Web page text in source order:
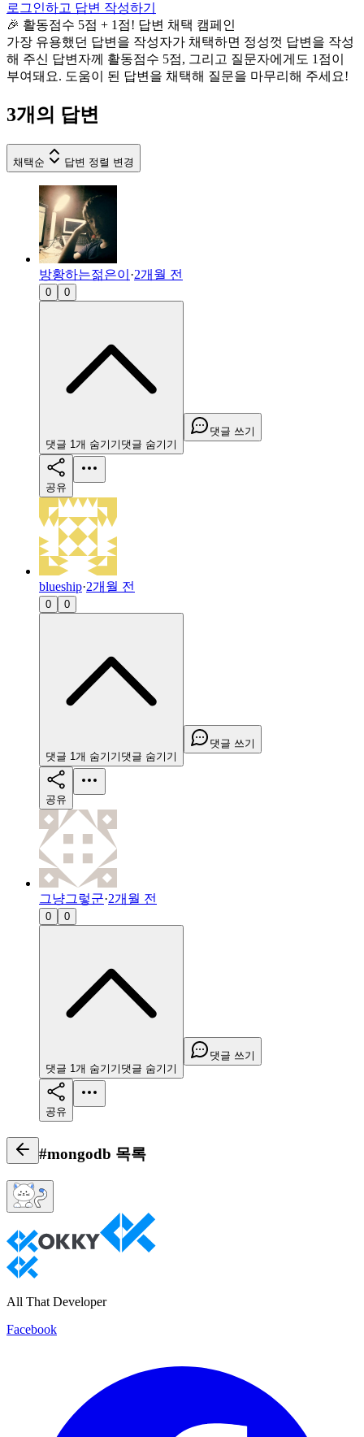
로그인하고 답변 작성하기
🎉 활동점수 5점 + 1점! 답변 채택 캠페인
가장 유용했던 답변을 작성자가 채택하면 정성껏 답변을 작성
해 주신 답변자께 활동점수 5점, 그리고 질문자에게도 1점이
부여돼요. 도움이 된 답변을 채택해 질문을 마무리해 주세요!
3개의 답변
채택순 답변 정렬 변경
방황하는젊은이 ·2개월 전
0 0
댓글 1개 숨기기 댓글 숨기기
댓글 쓰기
공유
blueship·2개월 전
0 0
댓글 1개 숨기기 댓글 숨기기
댓글 쓰기
공유
그냥그렇군·2개월 전
0 0
댓글 1개 숨기기 댓글 숨기기
댓글 쓰기
공유
#mongodb 목록
All That Developer
Facebook